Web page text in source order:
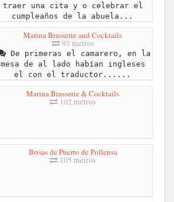
traer una cita y o celebrar el
cumpleaños de la abuela...
Marina Brasserie and Cocktails
93 metros
De primeras el camarero, en la
mesa de al lado habían ingleses
el con el traductor......
Marina Brasserie & Cocktails
102 metros
Brisas de Puerto de Pollensa
105 metros